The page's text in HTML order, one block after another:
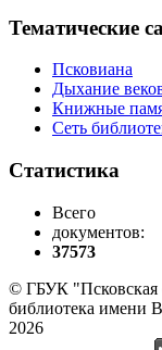
Тематические
Псковиана
Дыхание
Книжные
Сеть
Статистика
Всего
документов:
37573
© ГБУК "Псковская
библиотека имени
2026